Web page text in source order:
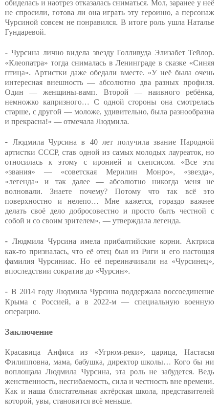
обиделась и наотрез отказалась сниматься. Мол, заранее у неё
не спросили, готова ли она играть эту героиню, а персонаж
Чурсиной совсем не понравился. В итоге роль ушла Наталье
Гундаревой.
-Чурсина лично видела звезду Голливуда Элизабет Тейлор.
«Клеопатра» тогда снималась в Ленинграде в сказке «Синяя
птица». Артистки даже обедали вместе. «У неё была очень
интересная внешность — абсолютно два разных профиля.
Один — женщины-вамп. Второй — наивного ребёнка,
немножко капризного… С одной стороны она смотрелась
старше, с другой — моложе, удивительно, была разнообразна
и прекрасна!» — отмечала Людмила.
-Людмила Чурсина в 40 лет получила звание Народной
артистки СССР, став одной из самых молодых лауреаток, но
относилась к этому с иронией и скепсисом. «Все эти
«звания» — «советская Мерилин Монро», «звезда»,
«легенда» и так далее — абсолютно никогда меня не
волновали. Знаете почему? Потому что так всё это
поверхностно и нелепо… Мне кажется, гораздо важнее
делать своё дело добросовестно и просто быть честной с
собой и со своим зрителем», — утверждала легенда.
-Людмила Чурсина имела прибалтийские корни. Актриса
как-то призналась, что её отец был из Риги и его настощая
фамилия Чурсиниас. Но её переиначивали на «Чурсинец»,
впоследствии сократив до «Чурсин».
- В 2014 году Людмила Чурсина поддержала воссоединение
Крыма с Россией, а в 2022-м — специальную военную
операцию.
Заключение
Красавица Анфиса из «Угрюм-реки», царица, Настасья
Филипповна, мама, бабушка, директор школы… Кого бы ни
воплощала Людмила Чурсина, эта роль не забудется. Ведь
женственность, несгибаемость, сила и честность вне времени.
Как и наша блистательная актёрская школа, представителей
которой, увы, становится всё меньше.